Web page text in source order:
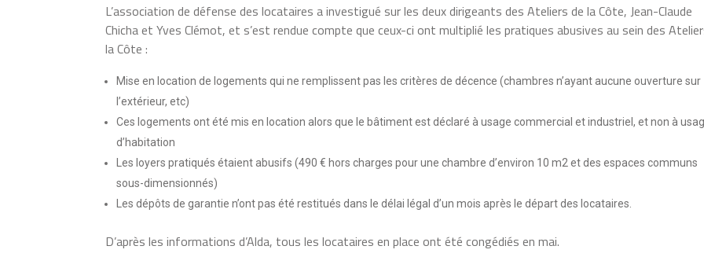
L’association de défense des locataires a investigué sur les deux dirigeants des Ateliers de la Côte, Jean-Claude
Chicha et Yves Clémot, et s’est rendue compte que ceux-ci ont multiplié les pratiques abusives au sein des
la Côte :
Mise en location de logements qui ne remplissent pas les critères de décence (chambres n’ayant aucune ouverture sur
l’extérieur, etc)
Ces logements ont été mis en location alors que le bâtiment est déclaré à usage commercial et industriel, et non à
d’habitation
Les loyers pratiqués étaient abusifs (490 € hors charges pour une chambre d’environ 10 m2 et des espaces communs
sous-dimensionnés)
Les dépôts de garantie n’ont pas été restitués dans le délai légal d’un mois après le départ des locataires.
D’après les informations d’Alda, tous les locataires en place ont été congédiés en mai.